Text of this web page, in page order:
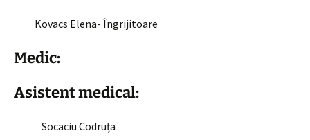
Kovacs Elena- Îngrijitoare
Medic:
Asistent medical:
Socaciu Codruța